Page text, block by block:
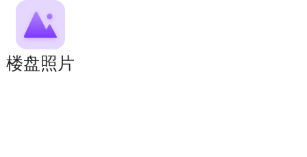
楼盘照片